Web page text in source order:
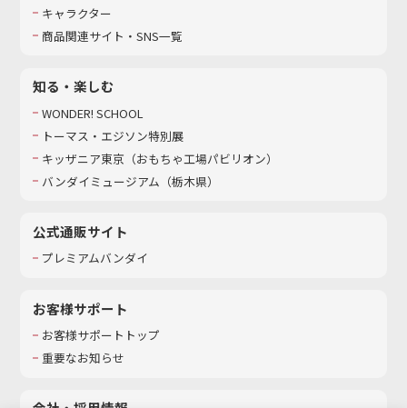
キャラクター
商品関連サイト・SNS一覧
知る・楽しむ
WONDER! SCHOOL
トーマス・エジソン特別展
キッザニア東京（おもちゃ工場パビリオン）​
バンダイミュージアム（栃木県）
公式通販サイト
プレミアムバンダイ
お客様サポート
お客様サポートトップ
重要なお知らせ